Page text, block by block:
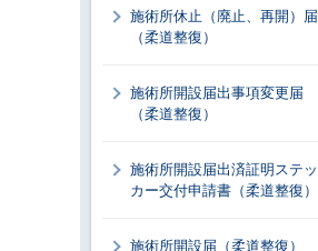
施術所休止（廃止、再開）届
（柔道整復）
施術所開設届出事項変更届
（柔道整復）
施術所開設届出済証明ステッ
カー交付申請書（柔道整復）
施術所開設届（柔道整復）